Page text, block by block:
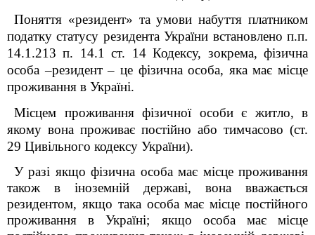
Поняття «резидент» та умови набуття платником
податку статусу резидента України встановлено п.п.
14.1.213 п. 14.1 ст. 14 Кодексу, зокрема, фізична
особа –резидент – це фізична особа, яка має місце
проживання в Україні.
Місцем проживання фізичної особи є житло, в
якому вона проживає постійно або тимчасово (ст.
29 Цивільного кодексу України).
У разі якщо фізична особа має місце проживання
також в іноземній державі, вона вважається
резидентом, якщо така особа має місце постійного
проживання в Україні; якщо особа має місце